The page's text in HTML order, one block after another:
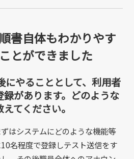
書自体もわかりやす
とができました
にやることとして、利用者
があります。どのような
てください。
はシステムにどのような機能等
名程度で登録しテスト送信をす